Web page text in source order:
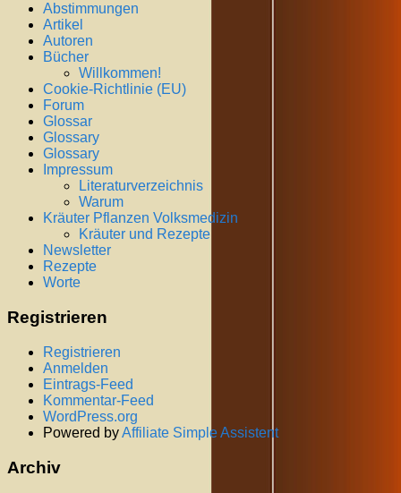
Abstimmungen
Artikel
Autoren
Bücher
Willkommen!
Cookie-Richtlinie (EU)
Forum
Glossar
Glossary
Glossary
Impressum
Literaturverzeichnis
Warum
Kräuter Pflanzen Volksmedizin
Kräuter und Rezepte
Newsletter
Rezepte
Worte
Registrieren
Registrieren
Anmelden
Eintrags-Feed
Kommentar-Feed
WordPress.org
Powered byAffiliate Simple Assistent
Archiv